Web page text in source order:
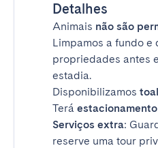
Detalhes
Animais não são
Limpamos a fundo e
propriedades antes
estadia.
Disponibilizamos
Terá estacionamento
Serviços extra:
reserve uma tour